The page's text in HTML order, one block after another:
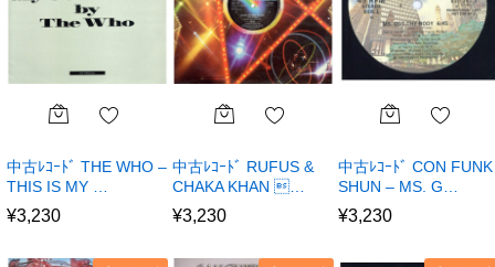
中古ﾚｺｰﾄﾞ THE WHO –
THIS IS MY …
¥3,230
中古ﾚｺｰﾄﾞ RUFUS &
CHAKA KHAN …
¥3,230
中古ﾚｺｰﾄﾞ CON FUNK
SHUN – MS. G…
¥3,230